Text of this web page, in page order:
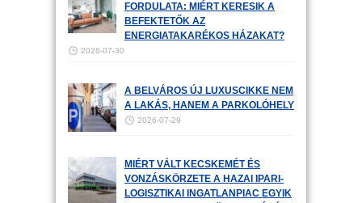
FORDULATA: MIÉRT KERESIK A
BEFEKTETŐK AZ
ENERGIATAKARÉKOS HÁZAKAT?
2026-07-30
A BELVÁROS ÚJ LUXUSCIKKE NEM
A LAKÁS, HANEM A PARKOLÓHELY
2026-07-29
MIÉRT VÁLT KECSKEMÉT ÉS
VONZÁSKÖRZETE A HAZAI IPARI-
LOGISZTIKAI INGATLANPIAC EGYIK